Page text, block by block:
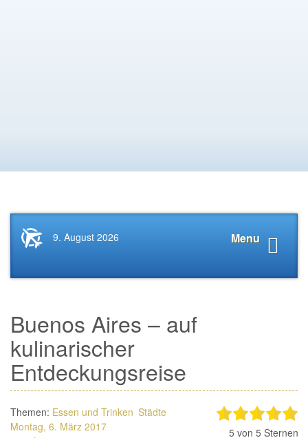
Startseite
News.Tourismus.com
Menu
9. August 2026
Buenos Aires – auf
kulinarischer
Entdeckungsreise
Themen: Essen und Trinken Städte
Montag, 6. März 2017
5 von 5 Sternen